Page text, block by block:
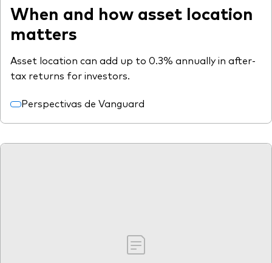
When and how asset location
matters
Asset location can add up to 0.3% annually in after-
tax returns for investors.
Perspectivas de Vanguard